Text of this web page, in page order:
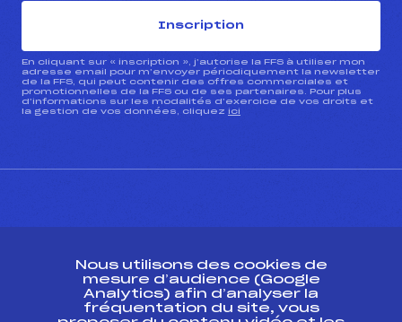
Inscription
En cliquant sur « inscription », j’autorise la FFS à utiliser mon
adresse email pour m’envoyer périodiquement la newsletter
de la FFS, qui peut contenir des offres commerciales et
promotionnelles de la FFS ou de ses partenaires. Pour plus
d’informations sur les modalités d’exercice de vos droits et
la gestion de vos données, cliquez ici
Ressources
Nous utilisons des cookies de
mesure d’audience (Google
Analytics) afin d’analyser la
fréquentation du site, vous